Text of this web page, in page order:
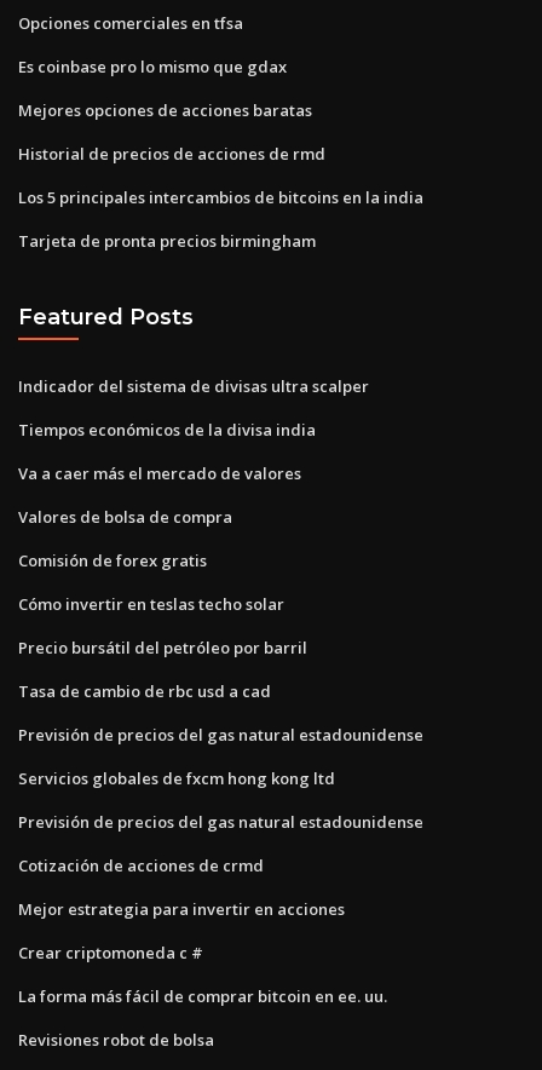
Opciones comerciales en tfsa
Es coinbase pro lo mismo que gdax
Mejores opciones de acciones baratas
Historial de precios de acciones de rmd
Los 5 principales intercambios de bitcoins en la india
Tarjeta de pronta precios birmingham
Featured Posts
Indicador del sistema de divisas ultra scalper
Tiempos económicos de la divisa india
Va a caer más el mercado de valores
Valores de bolsa de compra
Comisión de forex gratis
Cómo invertir en teslas techo solar
Precio bursátil del petróleo por barril
Tasa de cambio de rbc usd a cad
Previsión de precios del gas natural estadounidense
Servicios globales de fxcm hong kong ltd
Previsión de precios del gas natural estadounidense
Cotización de acciones de crmd
Mejor estrategia para invertir en acciones
Crear criptomoneda c #
La forma más fácil de comprar bitcoin en ee. uu.
Revisiones robot de bolsa